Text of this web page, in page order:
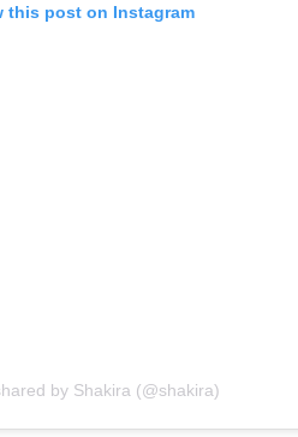
this post on Instagram
by Shakira (@shakira)